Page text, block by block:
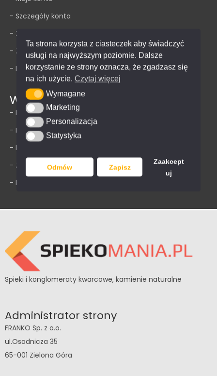
Ta strona korzysta z ciasteczek aby świadczyć
usługi na najwyższym poziomie. Dalsze
korzystanie ze strony oznacza, że zgadzasz się
na ich użycie. Czytaj więcej
WymaganeWymagane
MarketingMarketing
Personalizacja
Personalizacja
StatystykaStatystyka
Odmów Zapisz
Zaakcept
uj
- Szczegóły konta
- Zamówienia
- Zapomniane hasło
- FAQ
Warto wiedzieć
- Polityka prywatności
- Impressum
- Regulamin
- Zwroty
- Dostawa
Spieki i konglomeraty kwarcowe, kamienie naturalne
Administrator strony
FRANKO Sp. z o.o.
ul.Osadnicza 35
65-001 Zielona Góra